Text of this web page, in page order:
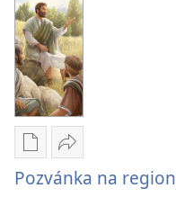
Formáty
poblikací
Sdílet
Pozvánka
Pozvánka na